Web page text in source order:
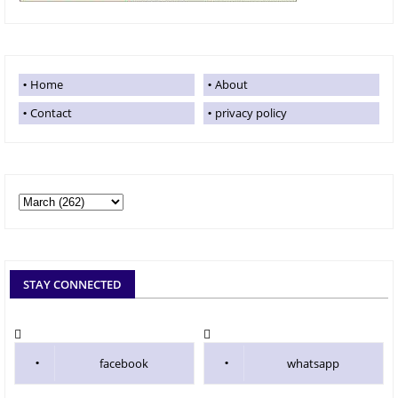
Home
About
Contact
privacy policy
STAY CONNECTED
facebook whatsapp